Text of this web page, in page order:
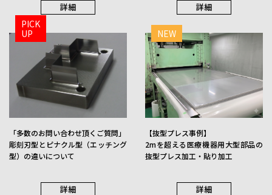
コンビネーション
詳細
穴カス排出型
詳細
詳細 詳細
PICK
UP
「多数のお問い合わせ頂くご質問」
彫刻刃型とピナクル型（エッチング
型）の違いについて
詳細
NEW
【抜型プレス事例】
2mを超える医療機器用大型部品の
抜型プレス加工・貼り加工
詳細